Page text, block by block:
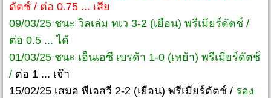
ดัตช์ / ต่อ 0.75 ... เสีย
09/03/25 ชนะ วิลเล่ม ทเว 3-2 (เยือน) พรีเมียร์ดัตช์ /
ต่อ 0.5 ... ได้
01/03/25 ชนะ เอ็นเอซี เบรด้า 1-0 (เหย้า) พรีเมียร์ดัตช์
/ ต่อ 1 ... เจ๊า
15/02/25 เสมอ พีเอสวี 2-2 (เยือน) พรีเมียร์ดัตช์ / รอง